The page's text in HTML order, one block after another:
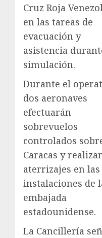
Cruz Roja
en las tareas de
evacuación y
asistencia
simulación.
Durante el
dos aeronaves
efectuarán
sobrevuelos
controlados
Caracas y
aterrizajes en las
instalaciones de
embajada
estadounidense.
La Cancillería